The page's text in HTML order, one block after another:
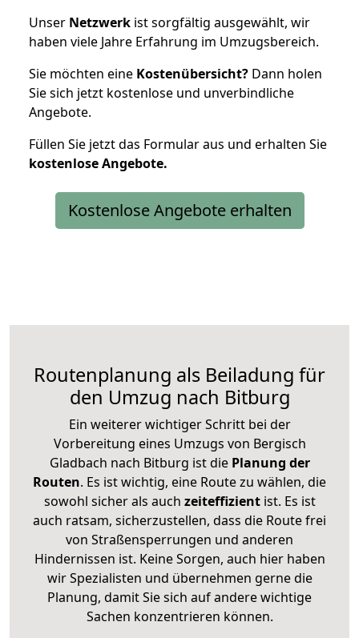
Unser Netzwerk ist sorgfältig ausgewählt, wir
haben viele Jahre Erfahrung im Umzugsbereich.
Sie möchten eine Kostenübersicht? Dann holen
Sie sich jetzt kostenlose und unverbindliche
Angebote.
Füllen Sie jetzt das Formular aus und erhalten Sie
kostenloseAngebote.
Kostenlose Angebote erhalten
Routenplanung als Beiladung für
den Umzug nach Bitburg
Ein weiterer wichtiger Schritt bei der
Vorbereitung eines Umzugs von Bergisch
Gladbach nach Bitburg ist diePlanung der
Routen. Es ist wichtig, eine Route zu wählen, die
sowohl sicher als auch zeiteffizientist. Es ist
auch ratsam, sicherzustellen, dass die Route frei
von Straßensperrungen und anderen
Hindernissen ist. Keine Sorgen, auch hier haben
wir Spezialisten und übernehmen gerne die
Planung, damit Sie sich auf andere wichtige
Sachen konzentrieren können.